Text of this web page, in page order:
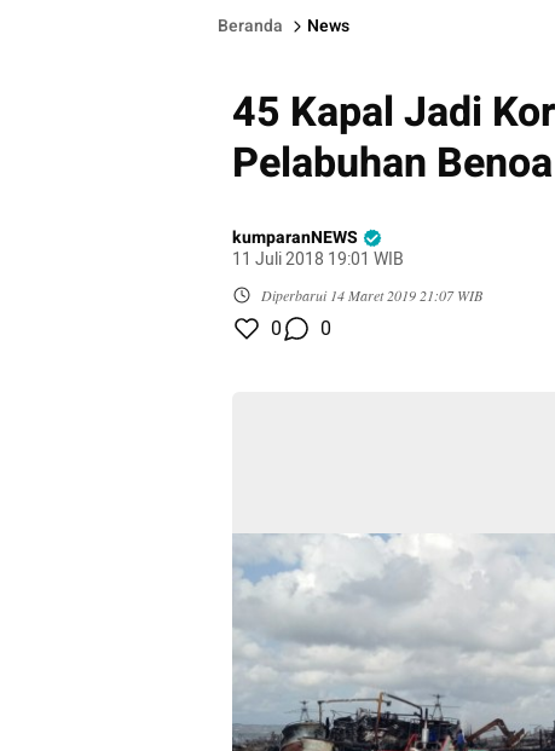
Beranda News
45 Kapal Jadi
Pelabuhan Benoa
kumparanNEWS
11 Juli 2018 19:01 WIB
Diperbarui 14 Maret 2019 21:07 WIB
0 0